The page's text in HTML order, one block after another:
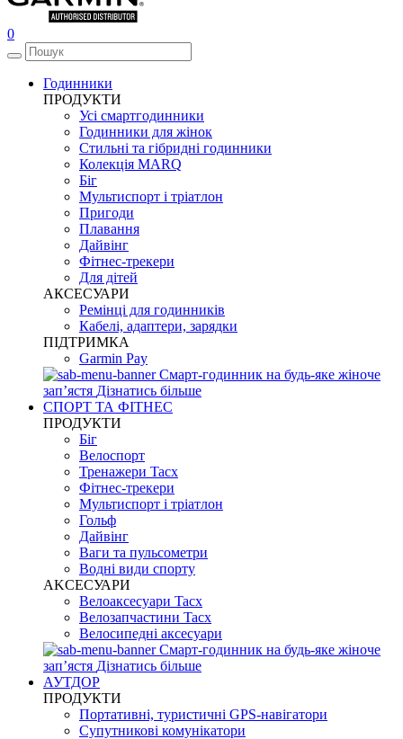
0
Годинники
ПРОДУКТИ
Усі смартгодинники
Годинники для жінок
Стильні та гібридні годинники
Колекція MARQ
Біг
Мультиспорт і тріатлон
Пригоди
Плавання
Дайвінг
Фітнес-трекери
Для дітей
АКСЕСУАРИ
Ремінці для годинників
Кабелі, адаптери, зарядки
ПІДТРИМКА
Garmin Pay
Смарт-годинник на будь-яке жіноче
запʼястя Дізнатись більше
СПОРТ ТА ФІТНЕС
ПРОДУКТИ
Біг
Велоспорт
Тренажери Tacx
Фітнес-трекери
Мультиспорт і тріатлон
Гольф
Дайвінг
Ваги та пульсометри
Водні види спорту
AKCЕСУАРИ
Велоаксесуари Tacx
Велозапчастини Tacx
Велосипедні аксесуари
Смарт-годинник на будь-яке жіноче
запʼястя Дізнатись більше
АУТДОР
ПРОДУКТИ
Портативні, туристичні GPS-навігатори
Супутникові комунікатори